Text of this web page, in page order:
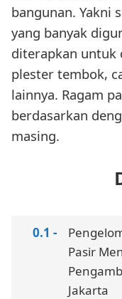
bangunan. Yakni
yang banyak
diterapkan untuk
plester tembok,
lainnya. Ragam
berdasarkan
masing.
Pasir
Jakarta